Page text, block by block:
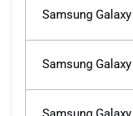
Samsung
Samsung